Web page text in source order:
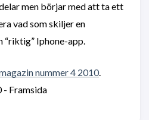
men börjar med att ta ett
vad som skiljer en
Iphone-app.
nummer 4 2010.